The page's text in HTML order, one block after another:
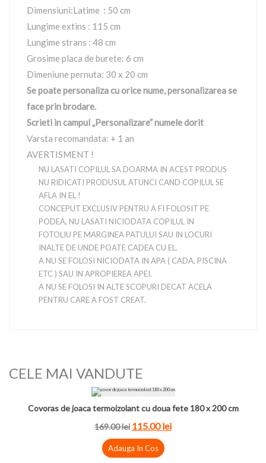
Dimensiuni:Latime : 50 cm
Lungime extins : 115 cm
Lungime strans : 48 cm
Grosime placa de burete: 6 cm
Dimeniune pernuta: 30 x 20 cm
Se poate personaliza cu orice nume, personalizarea se
face prin brodare.
Scrieti in campul „Personalizare” numele dorit
Varsta recomandata: + 1 an
AVERTISMENT !
NU LASATI COPILUL SA DOARMA IN ACEST PRODUS
NU RIDICATI PRODUSUL ATUNCI CAND COPILUL SE
AFLA IN EL !
CONCEPUT EXCLUSIV PENTRU A FI FOLOSIT PE
PODEA, NU LASATI NICIODATA COPILUL IN
FOTOLIU PE MARGINEA PATULUI SAU IN LOCURI
INALTE DE UNDE POATE CADEA CU EL.
A NU SE FOLOSI NICIODATA IN APA ( CADA, PISCINA
ETC ) SAU IN APROPIEREA APEI.
A NU SE FOLOSI IN ALTE SCOPURI DECAT ACELA
PENTRU CARE A FOST CREAT.
CELE MAI VANDUTE
Covoras de joaca termoizolant cu doua fete 180 x 200 cm
169.00lei 115.00lei
Adauga In Cos